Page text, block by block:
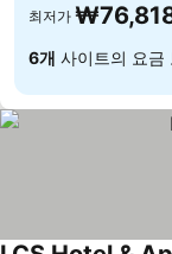
최저가
6개 사이트의 요금